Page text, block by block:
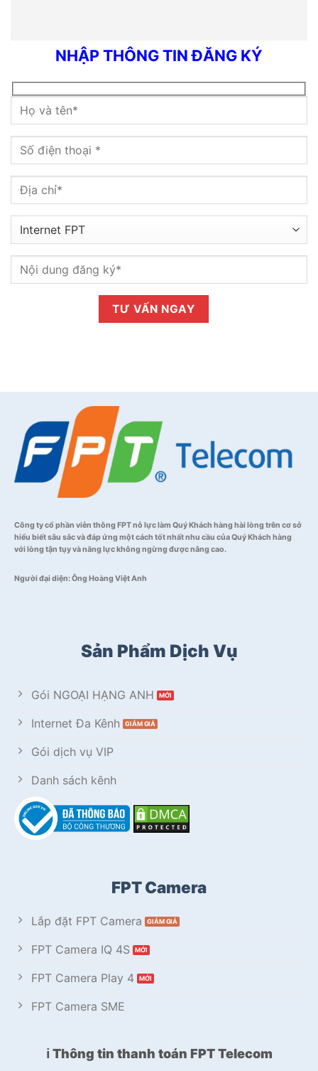
NHẬP THÔNG TIN ĐĂNG KÝ
Công ty cổ phần viễn thông FPT nỗ lực làm Quý Khách hàng hài lòng trên cơ sở
hiểu biết sâu sắc và đáp ứng một cách tốt nhất nhu cầu của Quý Khách hàng
với lòng tận tụy và năng lực không ngừng được nâng cao.
Người đại diện: Ông Hoàng Việt Anh
Sản Phẩm Dịch Vụ
Gói NGOẠI HẠNG ANH
Internet Đa Kênh
Gói dịch vụ VIP
Danh sách kênh
FPT Camera
Lắp đặt FPT Camera
FPT Camera IQ 4S
FPT Camera Play 4
FPT Camera SME
ℹ️ Thông tin thanh toán FPT Telecom